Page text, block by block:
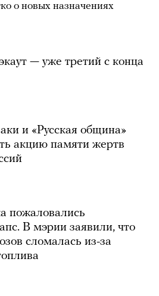
о новых назначениях
— уже третий с конца
и «Русская община»
акцию памяти жертв
пожаловались
В мэрии заявили, что
сломалась из-за